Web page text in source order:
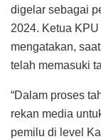
digelar sebagai
2024. Ketua
mengatakan,
telah memasuki
“Dalam proses
rekan media
pemilu di level